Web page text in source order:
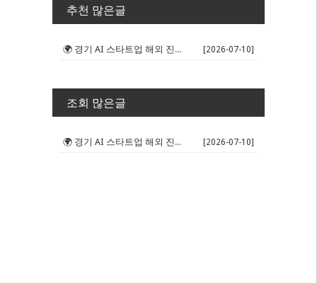
추천 많은글
🌍 경기 AI 스타트업 해외 진출 판... [2026-07-10]
조회 많은글
🌍 경기 AI 스타트업 해외 진출 판... [2026-07-10]